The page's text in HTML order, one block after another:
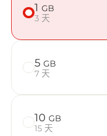
如
在
1 GB
3 天
5 GB
7 天
10 GB
15 天